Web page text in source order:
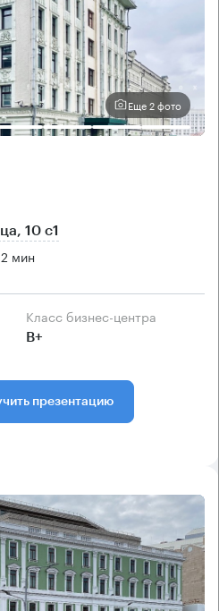
Еще 2 фото
10 с1
мин
Класс бизнес-центра
B+
презентацию